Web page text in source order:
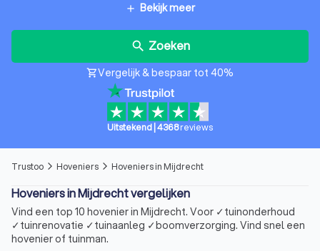
add Bekijk meer
search Zoeken
shopping_cartVergelijk & bespaar tot 40%
Uitstekend 4368reviews
Trustoo arrow_forward_ios Hoveniers arrow_forward_ios Hoveniers in Mijdrecht
Hoveniers in Mijdrecht vergelijken
Vind een top 10 hovenier in Mijdrecht. Voor ✓tuinonderhoud
✓tuinrenovatie ✓tuinaanleg ✓boomverzorging. Vind snel een
hovenier of tuinman.